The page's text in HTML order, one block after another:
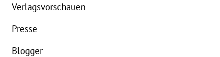
Verlagsvorschauen
Presse
Blogger